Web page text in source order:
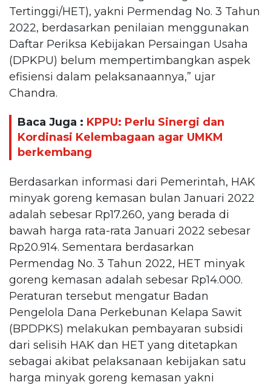
Tertinggi/HET), yakni Permendag No. 3 Tahun
2022, berdasarkan penilaian menggunakan
Daftar Periksa Kebijakan Persaingan Usaha
(DPKPU) belum mempertimbangkan aspek
efisiensi dalam pelaksanaannya,” ujar
Chandra.
Baca Juga : KPPU: Perlu Sinergi dan
Kordinasi Kelembagaan agar UMKM
berkembang
Berdasarkan informasi dari Pemerintah, HAK
minyak goreng kemasan bulan Januari 2022
adalah sebesar Rp17.260, yang berada di
bawah harga rata-rata Januari 2022 sebesar
Rp20.914. Sementara berdasarkan
Permendag No. 3 Tahun 2022, HET minyak
goreng kemasan adalah sebesar Rp14.000.
Peraturan tersebut mengatur Badan
Pengelola Dana Perkebunan Kelapa Sawit
(BPDPKS) melakukan pembayaran subsidi
dari selisih HAK dan HET yang ditetapkan
sebagai akibat pelaksanaan kebijakan satu
harga minyak goreng kemasan yakni